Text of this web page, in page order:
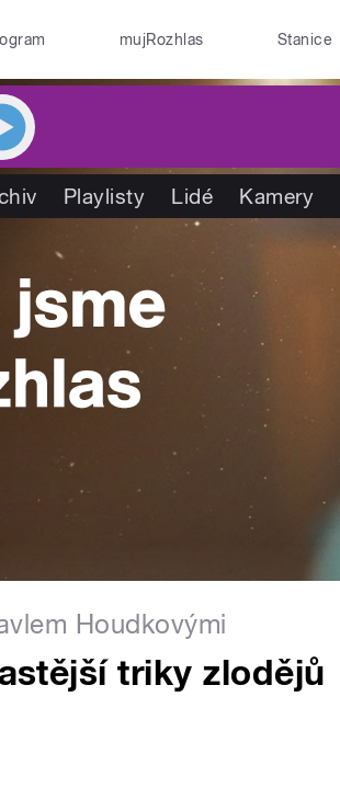
mujRozhlas Stanice
Playlisty Lidé Kamery
Houdkovými
triky zlodějů